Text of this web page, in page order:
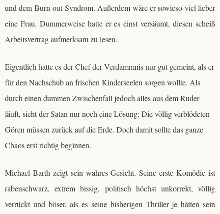
und dem Burn-out-Syndrom. Außerdem wäre er sowieso viel lieber
eine Frau. Dummerweise hatte er es einst versäumt, diesen scheiß
Arbeitsvertrag aufmerksam zu lesen.
Eigentlich hatte es der Chef der Verdammnis nur gut gemeint, als er
für den Nachschub an frischen Kinderseelen sorgen wollte. Als
durch einen dummen Zwischenfall jedoch alles aus dem Ruder
läuft, sieht der Satan nur noch eine Lösung: Die völlig verblödeten
Gören müssen zurück auf die Erde. Doch damit sollte das ganze
Chaos erst richtig beginnen.
Michael Barth zeigt sein wahres Gesicht. Seine erste Komödie ist
rabenschwarz, extrem bissig, politisch höchst unkorrekt, völlig
verrückt und böser, als es seine bisherigen Thriller je hätten sein